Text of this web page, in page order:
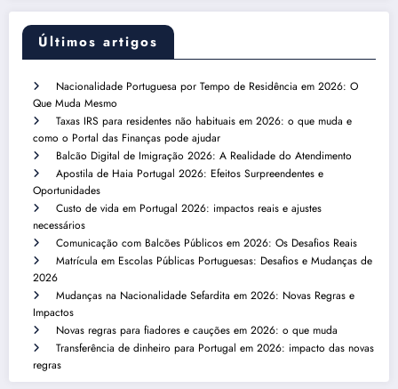
Últimos artigos
Nacionalidade Portuguesa por Tempo de Residência em 2026: O
Que Muda Mesmo
Taxas IRS para residentes não habituais em 2026: o que muda e
como o Portal das Finanças pode ajudar
Balcão Digital de Imigração 2026: A Realidade do Atendimento
Apostila de Haia Portugal 2026: Efeitos Surpreendentes e
Oportunidades
Custo de vida em Portugal 2026: impactos reais e ajustes
necessários
Comunicação com Balcões Públicos em 2026: Os Desafios Reais
Matrícula em Escolas Públicas Portuguesas: Desafios e Mudanças de
2026
Mudanças na Nacionalidade Sefardita em 2026: Novas Regras e
Impactos
Novas regras para fiadores e cauções em 2026: o que muda
Transferência de dinheiro para Portugal em 2026: impacto das novas
regras